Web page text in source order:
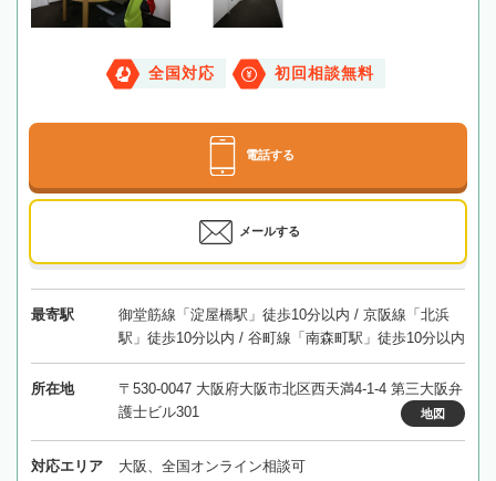
全国対応 初回相談無料
電話する
メールする
最寄駅
御堂筋線「淀屋橋駅」徒歩10分以内 / 京阪線「北浜
駅」徒歩10分以内 / 谷町線「南森町駅」徒歩10分以内
所在地
〒530-0047 大阪府大阪市北区西天満4-1-4 第三大阪弁
護士ビル301
地図
対応エリア 大阪、全国オンライン相談可